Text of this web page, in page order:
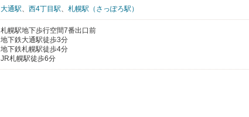
大通駅、 西4丁目駅、 札幌駅（さっぽろ駅）
札幌駅地下歩行空間7番出口前
地下鉄大通駅徒歩3分
地下鉄札幌駅徒歩4分
JR札幌駅徒歩6分